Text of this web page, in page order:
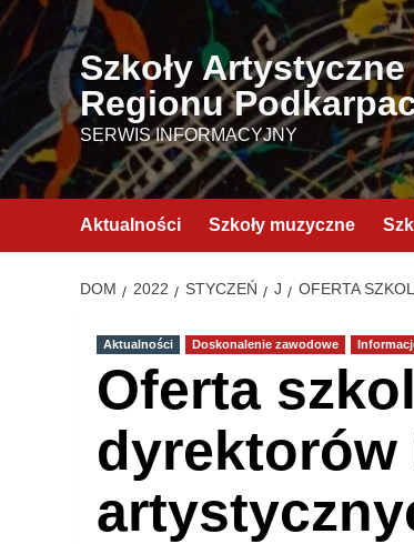
Przejdź
treści
Szkoły Artystyczne
Regionu
SERWIS INFORMACYJNY
Aktualności Szkoły muzyczne
DOM 2022 STYCZEŃ J OFERTA
Aktualności Doskonalenie zawodowe
Oferta
dyrektorów